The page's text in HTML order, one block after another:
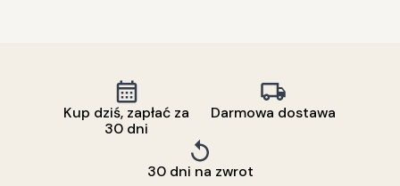
Kup dziś, zapłać za
30 dni
Darmowa dostawa
30 dni na zwrot